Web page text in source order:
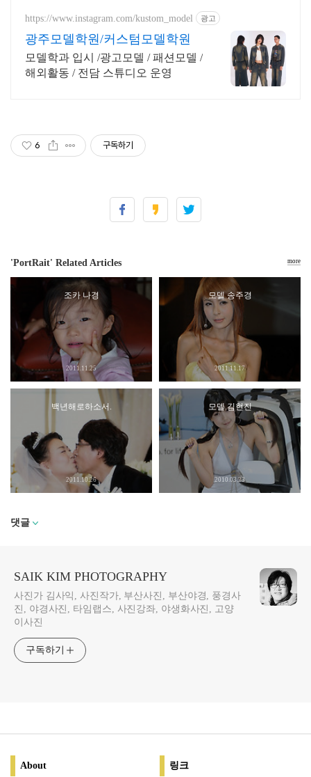
https://www.instagram.com/kustom_model 광고
광주모델학원/커스텀모델학원
모델학과 입시 /광고모델 / 패션모델 /
해외활동 / 전담 스튜디오 운영
6 구독하기
'PortRait' Related Articles
조카 나경
2011.11.25
모델 송주경
2011.11.17
백년해로하소서.
2011.10.26
모델 김현진
2010.03.23
more
댓글
SAIK KIM PHOTOGRAPHY
사진가 김사익, 사진작가, 부산사진, 부산야경, 풍경사
진, 야경사진, 타임랩스, 사진강좌, 야생화사진, 고양
이사진
구독하기
About 링크